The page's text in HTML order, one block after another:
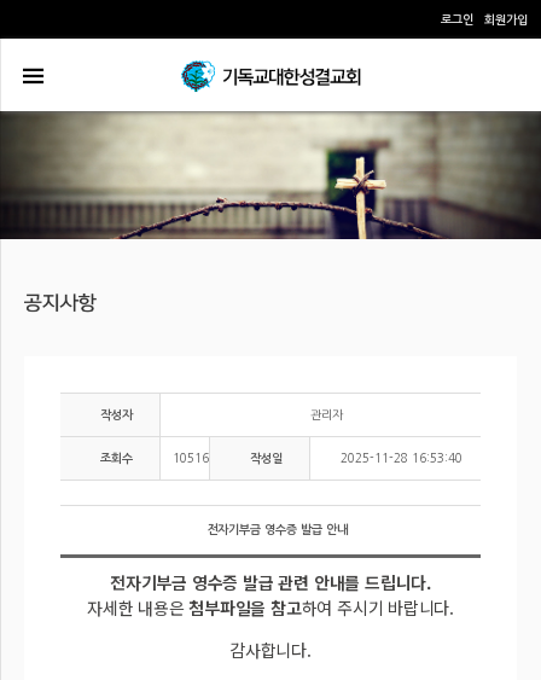
로그인 회원가입
작성자 관리자
조회수 10516 작성일 2025-11-28 16:53:40
전자기부금 영수증 발급 안내
전자기부금 영수증 발급 관련 안내를 드립니다.
자세한 내용은첨부파일을 참고하여 주시기 바랍니다.
감사합니다.